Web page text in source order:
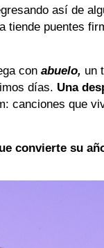
así de
tiende puentes
conabuelo, un
días. Una
canciones que
convierte su